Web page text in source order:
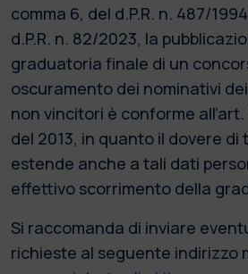
comma 6, del d.P.R. n. 487/
d.P.R. n. 82/2023, la
graduatoria finale di un
oscuramento dei nominativi
non vincitori è conforme all’art.
del 2013, in quanto il dovere di
estende anche a tali dati
effettivo scorrimento della
Si raccomanda di inviare
richieste al seguente indirizzo